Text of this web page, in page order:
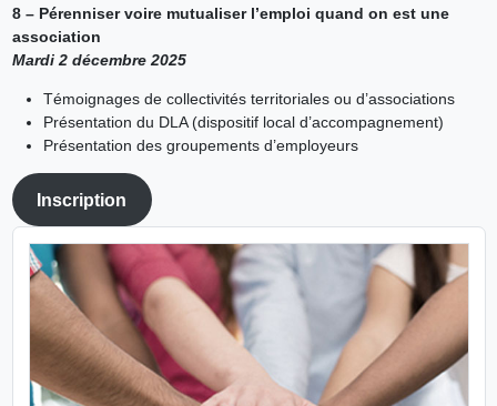
8 – Pérenniser voire mutualiser l’emploi quand on est une
association
Mardi 2 décembre 2025
Témoignages de collectivités territoriales ou d’associations
Présentation du DLA (dispositif local d’accompagnement)
Présentation des groupements d’employeurs
Inscription